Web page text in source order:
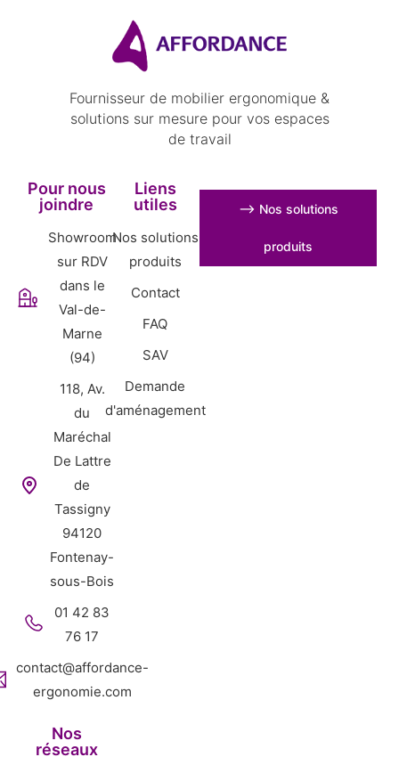
Fournisseur de mobilier ergonomique &
solutions sur mesure pour vos espaces
de travail
Pour nous
joindre
Showroom
sur RDV
dans le
Val-de-
Marne
(94)
118, Av.
du
Maréchal
De Lattre
de
Tassigny
94120
Fontenay-
sous-Bois
01 42 83
76 17
contact@affordance-
ergonomie.com
Nos
réseaux
Liens
utiles
Nos solutions
produits
Contact
FAQ
SAV
Demande
d'aménagement
⟶ Nos solutions
produits